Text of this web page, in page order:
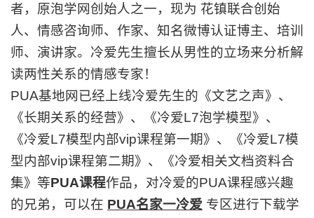
者，原泡学网创始人之一，现为 花镇联合创始
人、情感咨询师、作家、知名微博认证博主、培训
师、演讲家。冷爱先生擅长从男性的立场来分析解
读两性关系的情感专家！
PUA基地网已经上线冷爱先生的《文艺之声》、
《长期关系的经营》、《冷爱L7泡学模型》、
《冷爱L7模型内部vip课程第一期》、《冷爱L7模
型内部vip课程第二期》、《冷爱相关文档资料合
集》等PUA课程作品，对冷爱的PUA课程感兴趣
的兄弟，可以在 PUA名家一冷爱 专区进行下载学